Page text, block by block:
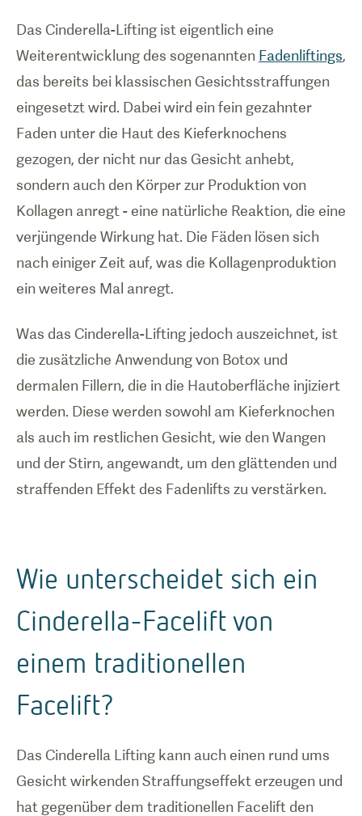
Das Cinderella-Lifting ist eigentlich eine
Weiterentwicklung des sogenannten Fadenliftings,
das bereits bei klassischen Gesichtsstraffungen
eingesetzt wird. Dabei wird ein fein gezahnter
Faden unter die Haut des Kieferknochens
gezogen, der nicht nur das Gesicht anhebt,
sondern auch den Körper zur Produktion von
Kollagen anregt - eine natürliche Reaktion, die eine
verjüngende Wirkung hat. Die Fäden lösen sich
nach einiger Zeit auf, was die Kollagenproduktion
ein weiteres Mal anregt.
Was das Cinderella-Lifting jedoch auszeichnet, ist
die zusätzliche Anwendung von Botox und
dermalen Fillern, die in die Hautoberfläche injiziert
werden. Diese werden sowohl am Kieferknochen
als auch im restlichen Gesicht, wie den Wangen
und der Stirn, angewandt, um den glättenden und
straffenden Effekt des Fadenlifts zu verstärken.
Wie unterscheidet sich ein
Cinderella-Facelift von
einem traditionellen
Facelift?
Das Cinderella Lifting kann auch einen rund ums
Gesicht wirkenden Straffungseffekt erzeugen und
hat gegenüber dem traditionellen Facelift den